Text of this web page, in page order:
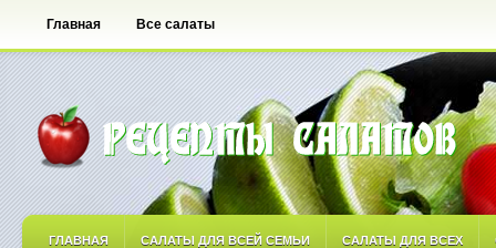
Главная Все салаты
ГЛАВНАЯ САЛАТЫ ДЛЯ ВСЕЙ СЕМЬИ САЛАТЫ ДЛЯ ВСЕХ